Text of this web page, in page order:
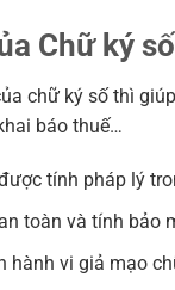
Chữ ký số
chữ ký số thì
báo thuế…
tính pháp lý
toàn và tính bảo
hành vi giả mạo